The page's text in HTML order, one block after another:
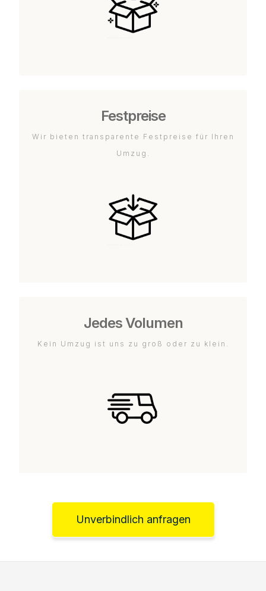
Festpreise
Wir bieten transparente Festpreise für Ihren
Umzug.
Jedes Volumen
Kein Umzug ist uns zu groß oder zu klein.
Unverbindlich anfragen